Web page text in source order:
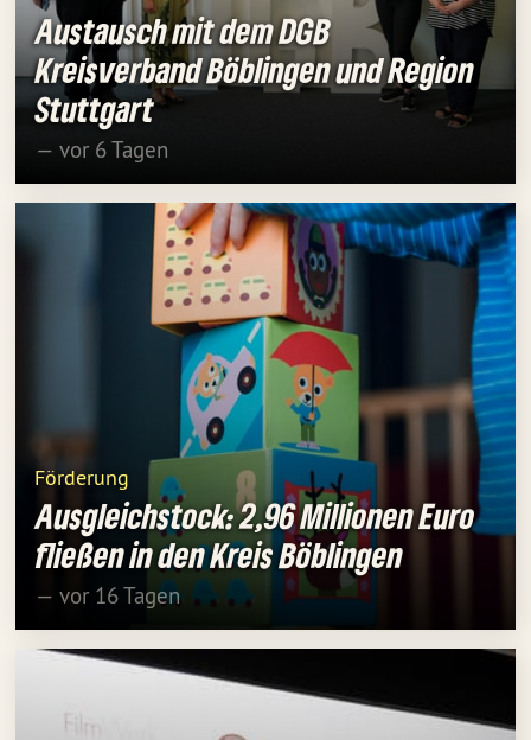
Austausch mit dem DGB
Kreisverband Böblingen und Region
Stuttgart
— vor 6 Tagen
Förderung
Ausgleichstock: 2,96 Millionen Euro
fließen in den Kreis Böblingen
— vor 16 Tagen